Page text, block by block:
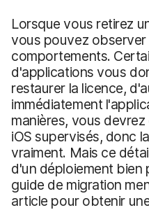
Lorsque vous retirez
vous pouvez
comportements.
d'applications vous
restaurer la licence,
immédiatement
manières, vous
iOS supervisés, donc
vraiment. Mais ce
d'un déploiement bien
guide de migration
article pour obtenir